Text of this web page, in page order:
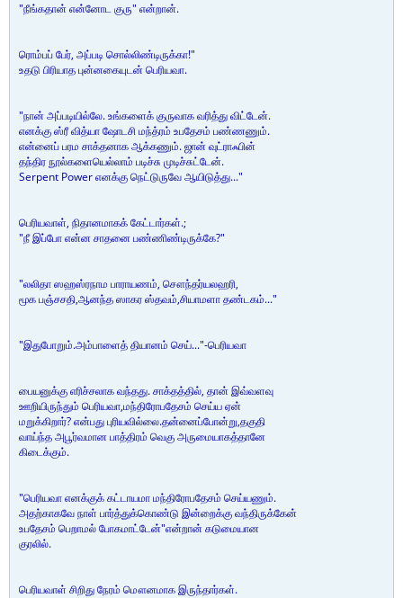
"நீங்கதான் என்னோட குரு" என்றான்.
ரொம்பப் பேர், அப்படி சொல்லிண்டிருக்கா!"
உதடு பிரியாத புன்னகையுடன் பெரியவா.
"நான் அப்படியில்லே. உங்களைக் குருவாக வரித்து விட்டேன்.
எனக்கு ஸ்ரீ வித்யா ஷோடசி மந்த்ரம் உபதேசம் பண்ணணும்.
என்னைப் பரம சாக்தனாக ஆக்கணும். ஜான் வுட்ராஃபின்
தந்திர நூல்களையெல்லாம் படிச்சு முடிச்சுட்டேன்.
Serpent Power எனக்கு நெட்டுருவே ஆயிடுத்து..."
பெரியவாள், நிதானமாகக் கேட்டார்கள்.;
"நீ இப்போ என்ன சாதனை பண்ணிண்டிருக்கே?"
"லலிதா ஸஹஸ்ரநாம பாராயணம், சௌந்தர்யலஹரி,
மூக பஞ்சசதி,ஆனந்த ஸாகர ஸ்தவம்,சியாமளா தண்டகம்..."
"இதுபோறும்.அம்பாளைத் தியானம் செய்..."-பெரியவா
பையனுக்கு எரிச்சலாக வந்தது. சாக்தத்தில், தான் இவ்வளவு
ஊறியிருந்தும் பெரியவா,மந்திரோபதேசம் செய்ய ஏன்
மறுக்கிறார்? என்பது புரியவில்லை.தன்னைப்போன்று,தகுதி
வாய்ந்த அபூர்வமான பாத்திரம் வெகு அருமையாகத்தானே
கிடைக்கும்.
"பெரியவா எனக்குக் கட்டாயமா மந்திரோபதேசம் செய்யணும்.
அதற்காகவே நாள் பார்த்துக்கொண்டு இன்றைக்கு வந்திருக்கேன்
உபதேசம் பெறாமல் போகமாட்டேன்"என்றான் கடுமையான
குரலில்.
பெரியவாள் சிறிது நேரம் மௌனமாக இருந்தார்கள்.